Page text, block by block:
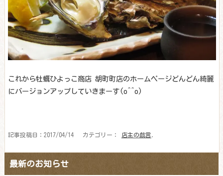
これから牡蠣ひよっこ商店 胡町町店のホームページどんどん綺麗
にバージョンアップしていきまーす(o^^o)
記事投稿日：2017/04/14 カテゴリー： 店主の戯言
最新のお知らせ